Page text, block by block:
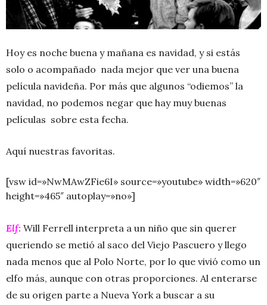
Hoy es noche buena y mañana es navidad, y si estás
solo o acompañado nada mejor que ver una buena
película navideña. Por más que algunos “odiemos” la
navidad, no podemos negar que hay muy buenas
películas sobre esta fecha.
Aquí nuestras favoritas.
[vsw id=»NwMAwZFie6I» source=»youtube» width=»620″
height=»465″ autoplay=»no»]
Elf: Will Ferrell interpreta a un niño que sin querer
queriendo se metió al saco del Viejo Pascuero y llego
nada menos que al Polo Norte, por lo que vivió como un
elfo más, aunque con otras proporciones. Al enterarse
de su origen parte a Nueva York a buscar a su